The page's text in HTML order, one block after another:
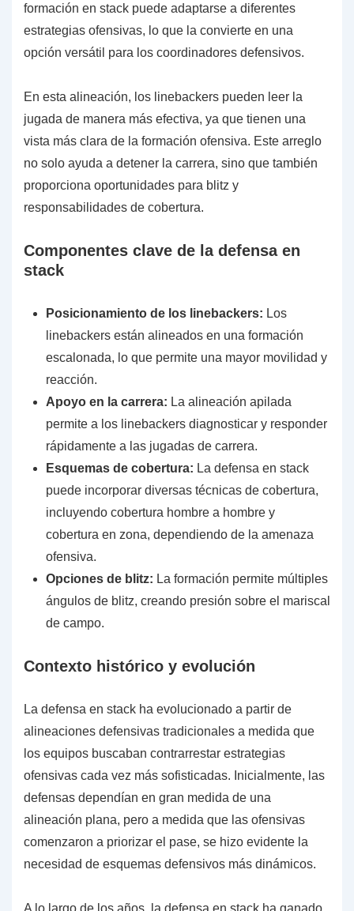
formación en stack puede adaptarse a diferentes
estrategias ofensivas, lo que la convierte en una
opción versátil para los coordinadores defensivos.
En esta alineación, los linebackers pueden leer la
jugada de manera más efectiva, ya que tienen una
vista más clara de la formación ofensiva. Este arreglo
no solo ayuda a detener la carrera, sino que también
proporciona oportunidades para blitz y
responsabilidades de cobertura.
Componentes clave de la defensa en
stack
Posicionamiento de los linebackers: Los
linebackers están alineados en una formación
escalonada, lo que permite una mayor movilidad y
reacción.
Apoyo en la carrera: La alineación apilada
permite a los linebackers diagnosticar y responder
rápidamente a las jugadas de carrera.
Esquemas de cobertura: La defensa en stack
puede incorporar diversas técnicas de cobertura,
incluyendo cobertura hombre a hombre y
cobertura en zona, dependiendo de la amenaza
ofensiva.
Opciones de blitz: La formación permite múltiples
ángulos de blitz, creando presión sobre el mariscal
de campo.
Contexto histórico y evolución
La defensa en stack ha evolucionado a partir de
alineaciones defensivas tradicionales a medida que
los equipos buscaban contrarrestar estrategias
ofensivas cada vez más sofisticadas. Inicialmente, las
defensas dependían en gran medida de una
alineación plana, pero a medida que las ofensivas
comenzaron a priorizar el pase, se hizo evidente la
necesidad de esquemas defensivos más dinámicos.
A lo largo de los años, la defensa en stack ha ganado